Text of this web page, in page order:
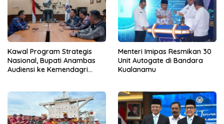
Kawal Program Strategis
Nasional, Bupati Anambas
Audiensi ke Kemendagri
Menteri Imipas Resmikan 30
Unit Autogate di Bandara
Kualanamu